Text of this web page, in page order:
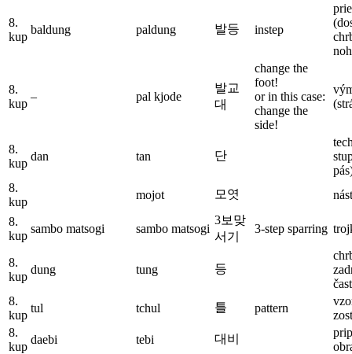
8.
kup
baldung paldung 발등 instep
8.
kup
– pal kjode
발교
대
change the
foot!
or in this case:
change the
side!
8.
kup
dan tan 단
8.
kup
mojot 모엿
8.
kup
sambo matsogi sambo matsogi
3보맞
서기
3-step sparring
8.
kup
dung tung 등
8.
kup
tul tchul 틀 pattern
8.
kup
daebi tebi 대비